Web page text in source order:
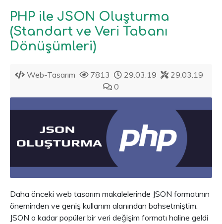
PHP ile JSON Oluşturma
(Standart ve Veri Tabanı
Dönüşümleri)
Web-Tasarım 7813 29.03.19
29.03.19
0
Daha önceki web tasarım makalelerinde JSON formatının
öneminden ve geniş kullanım alanından bahsetmiştim.
JSON o kadar popüler bir veri değişim formatı haline geldi